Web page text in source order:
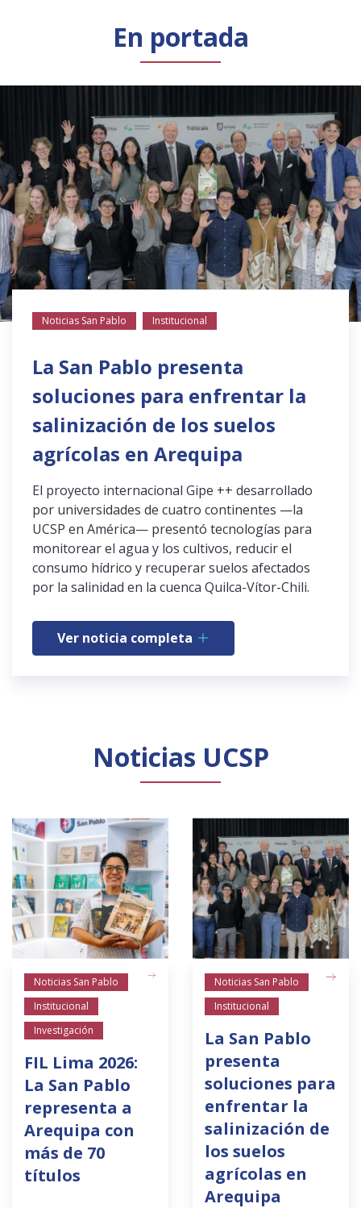
En portada
Noticias San Pablo Institucional
La San Pablo presenta
soluciones para enfrentar la
salinización de los suelos
agrícolas en Arequipa
El proyecto internacional Gipe ++ desarrollado
por universidades de cuatro continentes —la
UCSP en América— presentó tecnologías para
monitorear el agua y los cultivos, reducir el
consumo hídrico y recuperar suelos afectados
por la salinidad en la cuenca Quilca-Vítor-Chili.
Ver noticia completa
Noticias UCSP
Noticias San Pablo
Institucional
Investigación
FIL Lima 2026:
La San Pablo
representa a
Arequipa con
más de 70
títulos
Noticias San Pablo
Institucional
La San Pablo
presenta
soluciones para
enfrentar la
salinización de
los suelos
agrícolas en
Arequipa